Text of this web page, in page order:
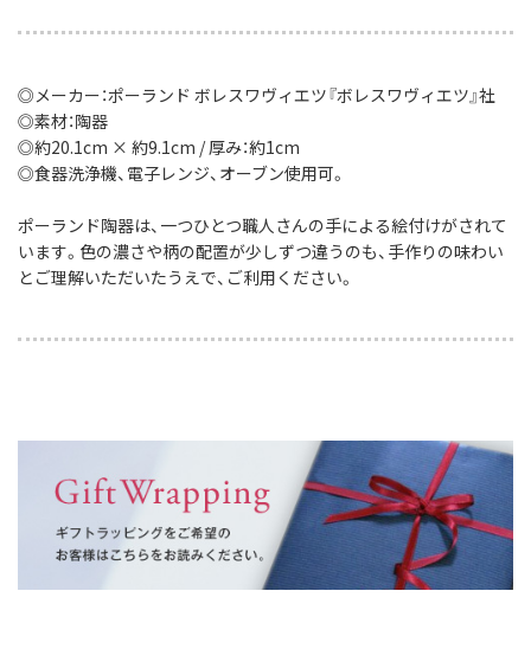
◎メーカー：ポーランド ボレスワヴィエツ『ボレスワヴィエツ』社
◎素材：陶器
◎約20.1cm × 約9.1cm / 厚み：約1cm
◎食器洗浄機、電子レンジ、オーブン使用可。
ポーランド陶器は、一つひとつ職人さんの手による絵付けがされて
います。色の濃さや柄の配置が少しずつ違うのも、手作りの味わい
とご理解いただいたうえで、ご利用ください。